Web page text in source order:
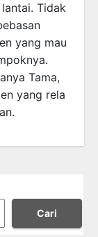
Tidak
yang mau
Tama,
yang rela
Cari